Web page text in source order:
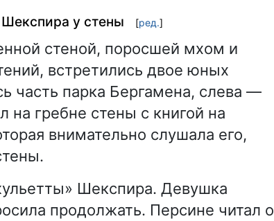
у стены [ред.]
стеной, поросшей мхом и
встретились двое юных
часть парка Бергамена, слева —
гребне стены с книгой на
внимательно слушала его,
Шекспира. Девушка
продолжать. Персине читал о